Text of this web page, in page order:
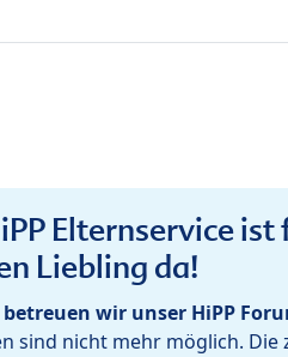
Elternservice ist
Liebling da!
wir unser HiPP
sind nicht mehr möglich. Die